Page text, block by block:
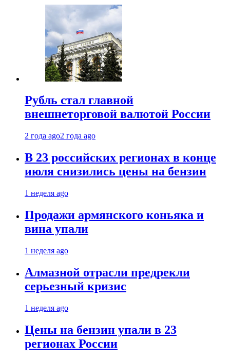
Рубль стал главной
внешнеторговой валютой России
2 года ago2 года ago
В 23 российских регионах в конце
июля снизились цены на бензин
1 неделя ago
Продажи армянского коньяка и
вина упали
1 неделя ago
Алмазной отрасли предрекли
серьезный кризис
1 неделя ago
Цены на бензин упали в 23
регионах России